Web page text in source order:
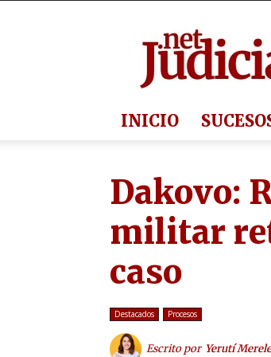
INICIO
Dakovo:
militar
caso
Destacados Procesos
Escrito por Yerutí